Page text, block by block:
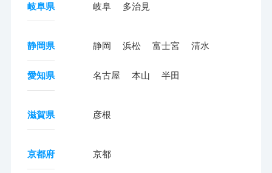
岐阜県 岐阜 多治見
静岡県 静岡 浜松 富士宮 清水
愛知県 名古屋 本山 半田
滋賀県 彦根
京都府 京都